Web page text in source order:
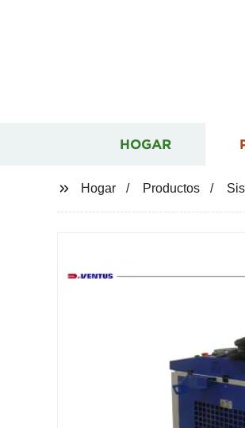
HOGAR
Hogar Productos